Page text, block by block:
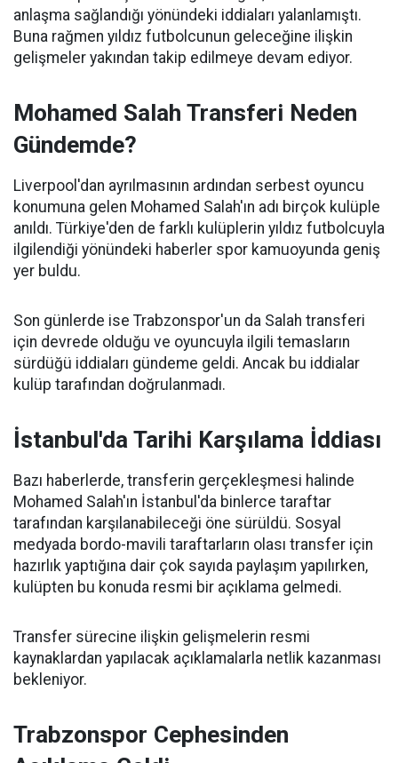
anlaşma sağlandığı yönündeki iddiaları yalanlamıştı.
Buna rağmen yıldız futbolcunun geleceğine ilişkin
gelişmeler yakından takip edilmeye devam ediyor.
Mohamed Salah Transferi Neden
Gündemde?
Liverpool'dan ayrılmasının ardından serbest oyuncu
konumuna gelen Mohamed Salah'ın adı birçok kulüple
anıldı. Türkiye'den de farklı kulüplerin yıldız futbolcuyla
ilgilendiği yönündeki haberler spor kamuoyunda geniş
yer buldu.
Son günlerde ise Trabzonspor'un da Salah transferi
için devrede olduğu ve oyuncuyla ilgili temasların
sürdüğü iddiaları gündeme geldi. Ancak bu iddialar
kulüp tarafından doğrulanmadı.
İstanbul'da Tarihi Karşılama İddiası
Bazı haberlerde, transferin gerçekleşmesi halinde
Mohamed Salah'ın İstanbul'da binlerce taraftar
tarafından karşılanabileceği öne sürüldü. Sosyal
medyada bordo-mavili taraftarların olası transfer için
hazırlık yaptığına dair çok sayıda paylaşım yapılırken,
kulüpten bu konuda resmi bir açıklama gelmedi.
Transfer sürecine ilişkin gelişmelerin resmi
kaynaklardan yapılacak açıklamalarla netlik kazanması
bekleniyor.
Trabzonspor Cephesinden